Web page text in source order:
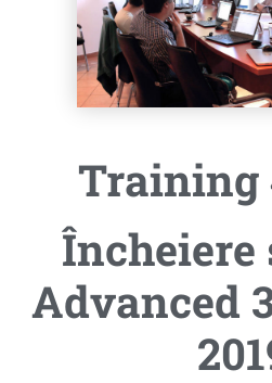
Training
Încheiere
Advanced